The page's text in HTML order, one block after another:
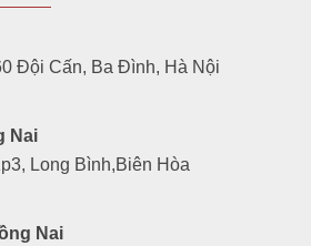
Đội Cấn, Ba Đình, Hà Nội
Nai
Long Bình,Biên Hòa
Nai